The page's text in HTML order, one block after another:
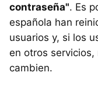
contraseña". Es
española han
usuarios y, si los
en otros
cambien.